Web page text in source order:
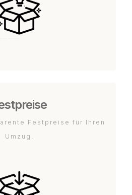
Festpreise für Ihren
Umzug.